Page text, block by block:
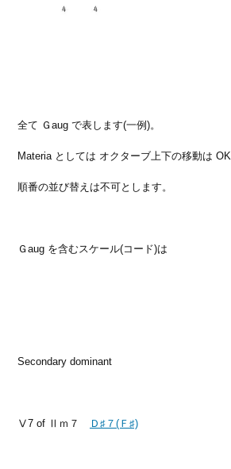
全て Ｇaug で表します(一例)。
Materia としては オクターブ上下の移動は OK
順番の並び替えは不可とします。
Ｇaug を含むスケール(コード)は
Secondary dominant
Ⅴ7 of Ⅱｍ７ Ｄ♯７(Ｆ♯)